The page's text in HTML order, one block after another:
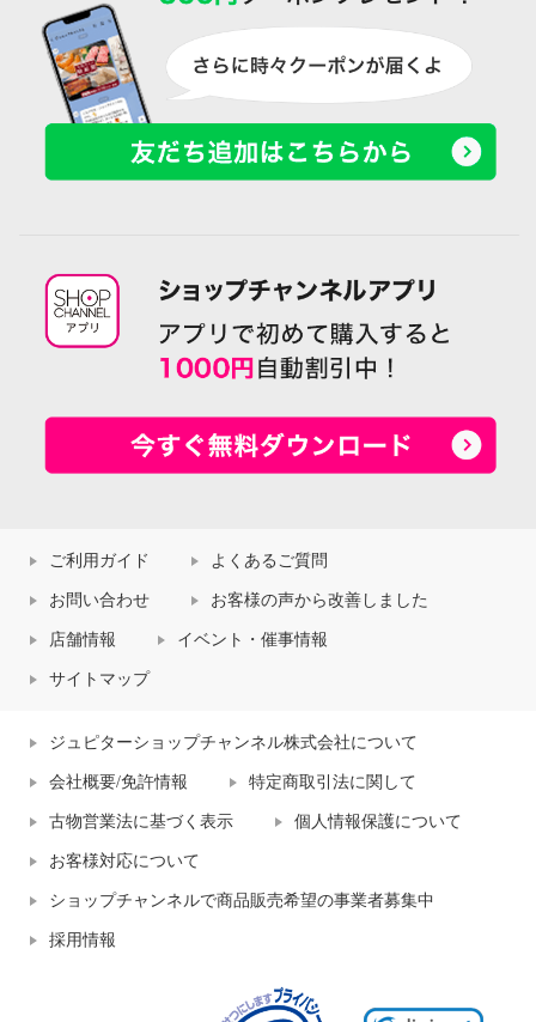
ご利用ガイド よくあるご質問
お問い合わせ お客様の声から改善しました
店舗情報 イベント・催事情報
サイトマップ
ジュピターショップチャンネル株式会社について
会社概要/免許情報 特定商取引法に関して
古物営業法に基づく表示 個人情報保護について
お客様対応について
ショップチャンネルで商品販売希望の事業者募集中
採用情報